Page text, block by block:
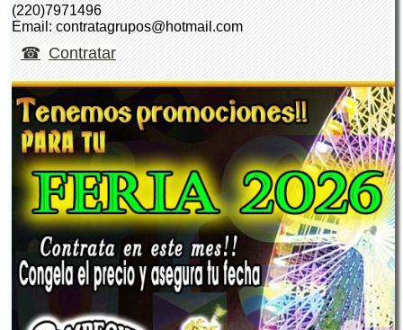
(220)7971496
Email: contratagrupos@hotmail.com
Contratar